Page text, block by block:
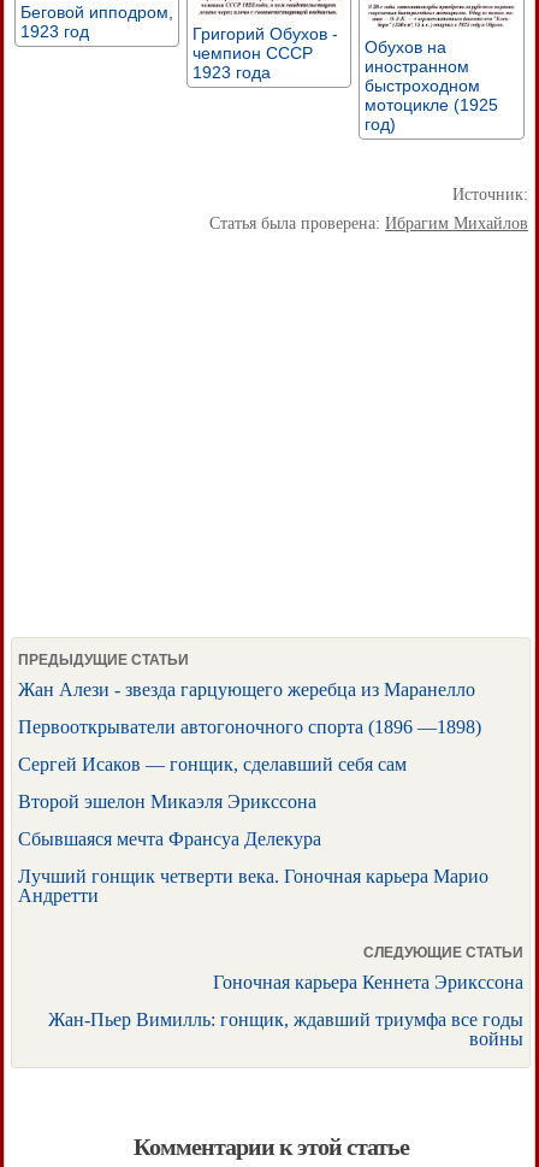
Беговой ипподром,
1923 год
Григорий Обухов -
чемпион СССР
1923 года
Обухов на
иностранном
быстроходном
мотоцикле (1925
год)
Источник:
Статья была проверена: Ибрагим Михайлов
ПРЕДЫДУЩИЕ СТАТЬИ
Жан Алези - звезда гарцующего жеребца из Маранелло
Первооткрыватели автогоночного спорта (1896 —1898)
Сергей Исаков — гонщик, сделавший себя сам
Второй эшелон Микаэля Эрикссона
Сбывшаяся мечта Франсуа Делекура
Лучший гонщик четверти века. Гоночная карьера Марио
Андретти
СЛЕДУЮЩИЕ СТАТЬИ
Гоночная карьера Кеннета Эрикссона
Жан-Пьер Вимилль: гонщик, ждавший триумфа все годы
войны
Комментарии к этой статье